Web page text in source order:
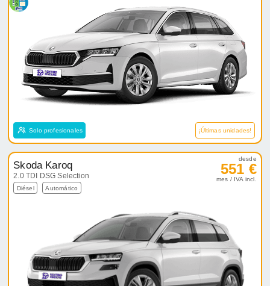
Solo profesionales ¡Últimas unidades!
Skoda Karoq
2.0 TDI DSG Selection
Diésel Automático
desde
551 €
mes / IVA incl.